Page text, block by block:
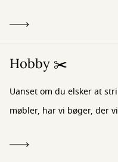
Hobby ✂️
Uanset om du elsker at
møbler, har vi bøger, der